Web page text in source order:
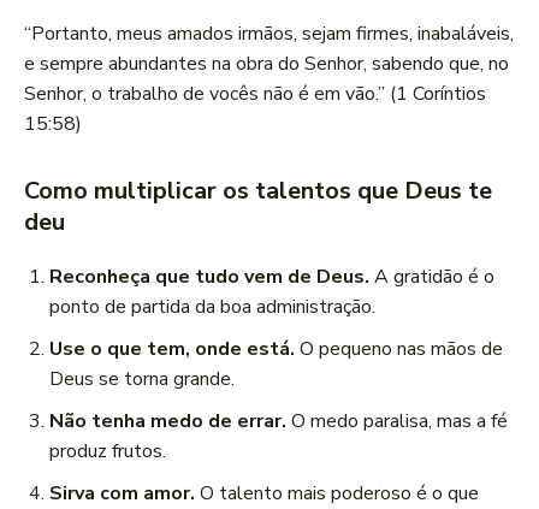
“Portanto, meus amados irmãos, sejam firmes, inabaláveis,
e sempre abundantes na obra do Senhor, sabendo que, no
Senhor, o trabalho de vocês não é em vão.” (1 Coríntios
15:58)
Como multiplicar os talentos que Deus te
deu
Reconheça que tudo vem de Deus. A gratidão é o
ponto de partida da boa administração.
Use o que tem, onde está. O pequeno nas mãos de
Deus se torna grande.
Não tenha medo de errar. O medo paralisa, mas a fé
produz frutos.
Sirva com amor. O talento mais poderoso é o que